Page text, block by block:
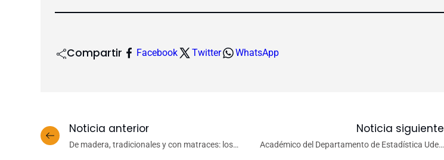
Compartir Facebook Twitter WhatsApp
Noticia anterior
De madera, tradicionales y con matraces: los
Noticia siguiente
Académico del Departamento de Estadística UdeC